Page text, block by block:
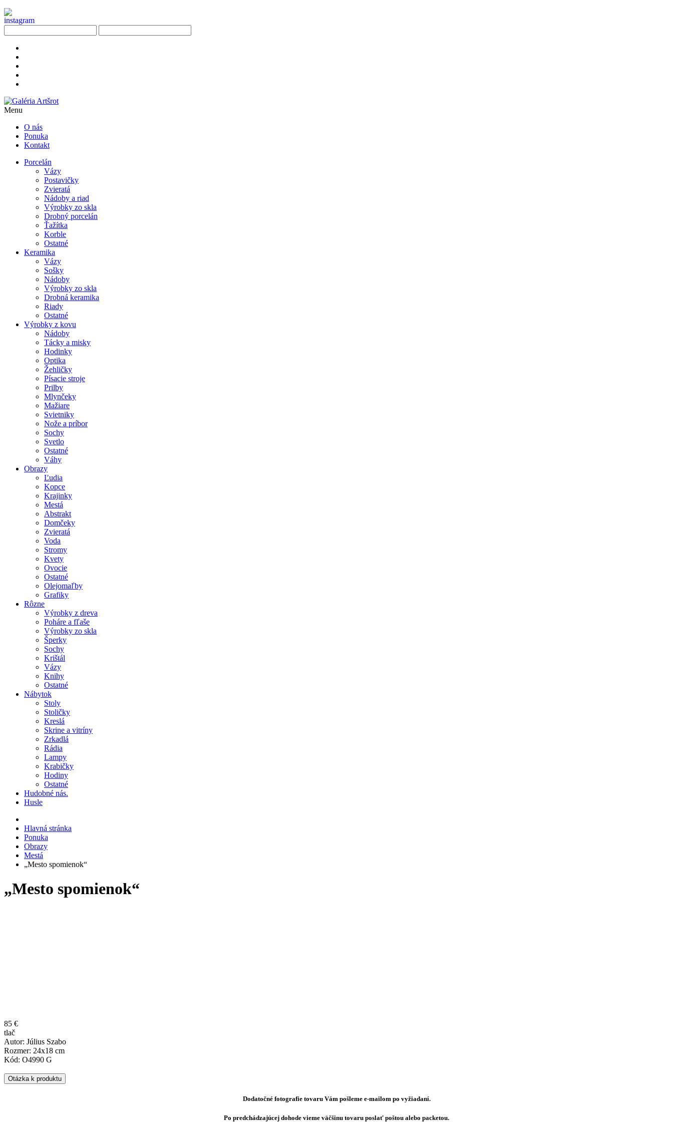
Menu
O nás
Ponuka
Kontakt
Porcelán
Vázy
Postavičky
Zvieratá
Nádoby a riad
Výrobky zo skla
Drobný porcelán
Ťažítka
Korble
Ostatné
Keramika
Vázy
Sošky
Nádoby
Výrobky zo skla
Drobná keramika
Riady
Ostatné
Výrobky z kovu
Nádoby
Tácky a misky
Hodinky
Optika
Žehličky
Písacie stroje
Prilby
Mlynčeky
Mažiare
Svietniky
Nože a príbor
Sochy
Svetlo
Ostatné
Váhy
Obrazy
Ľudia
Kopce
Krajinky
Mestá
Abstrakt
Domčeky
Zvieratá
Voda
Stromy
Kvety
Ovocie
Ostatné
Olejomaľby
Grafiky
Rôzne
Výrobky z dreva
Poháre a fľaše
Výrobky zo skla
Šperky
Sochy
Krištál
Vázy
Knihy
Ostatné
Nábytok
Stoly
Stoličky
Kreslá
Skrine a vitríny
Zrkadlá
Rádia
Lampy
Krabičky
Hodiny
Ostatné
Hudobné nás.
Husle
Hlavná stránka
Ponuka
Obrazy
Mestá
„Mesto spomienok“
„Mesto spomienok“
85 €
tlač
Autor: Július Szabo
Rozmer: 24x18 cm
Kód: O4990 G
Otázka k produktu
Dodatočné fotografie tovaru Vám pošleme e-mailom po vyžiadaní.
Po predchádzajúcej dohode vieme väčšinu tovaru poslať poštou alebo packetou.